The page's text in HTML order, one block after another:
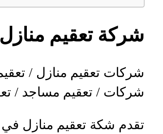
شركة تعقيم منازل
شركات تعقيم منازل /
شركات / تعقيم مساجد /
تقدم شكة تعقيم منازل في